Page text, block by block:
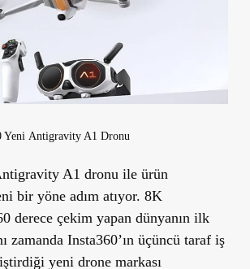
Yeni Antigravity A1 Dronu
A1 dronu ile ürün
bir yöne adım atıyor. 8K
derece çekim yapan dünyanın ilk
zamanda Insta360’ın üçüncü taraf iş
yeni drone markası